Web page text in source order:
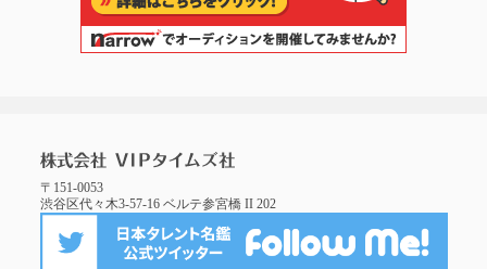
〒151-0053
渋谷区代々木3-57-16 ベルテ参宮橋 II 202